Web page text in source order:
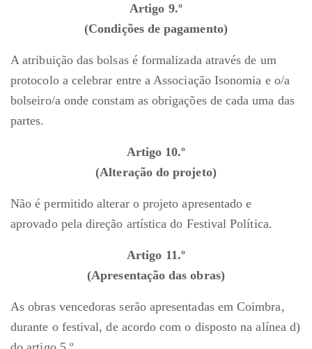
Artigo 9.º
(Condições de pagamento)
A atribuição das bolsas é formalizada através de um
protocolo a celebrar entre a Associação Isonomia e o/a
bolseiro/a onde constam as obrigações de cada uma das
partes.
Artigo 10.º
(Alteração do projeto)
Não é permitido alterar o projeto apresentado e
aprovado pela direção artística do Festival Política.
Artigo 11.º
(Apresentação das obras)
As obras vencedoras serão apresentadas em Coimbra,
durante o festival, de acordo com o disposto na alínea d)